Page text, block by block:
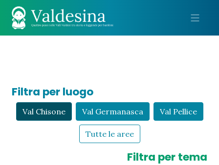
Filtra per luogo
Val Chisone Val Germanasca Val Pellice
Tutte le aree
Filtra per tema